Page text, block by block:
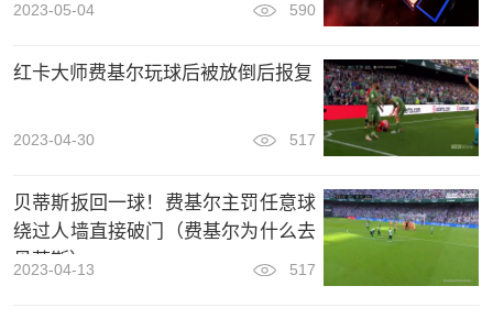
2023-05-04 590
红卡大师费基尔玩球后被放倒后报复
2023-04-30 517
贝蒂斯扳回一球！费基尔主罚任意球
绕过人墙直接破门（费基尔为什么去
贝蒂斯）
2023-04-13 517